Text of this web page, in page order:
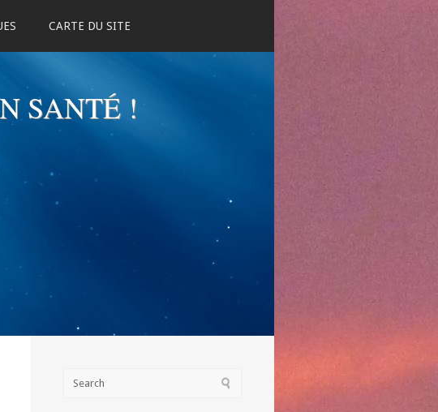
CARTE DU SITE
SANTÉ !